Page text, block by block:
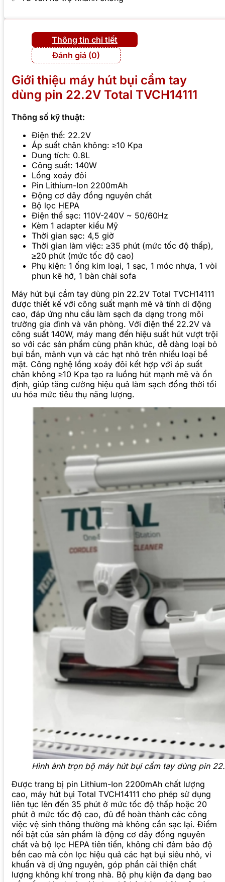
Thông tin chi tiết
Đánh giá (0)
Giới thiệu máy hút bụi cầm tay
dùng pin 22.2V Total TVCH14111
Thông số kỹ thuật:
Điện thế: 22.2V
Áp suất chân không: ≥10 Kpa
Dung tích: 0.8L
Công suất: 140W
Lồng xoáy đôi
Pin Lithium-Ion 2200mAh
Động cơ dây đồng nguyên chất
Bộ lọc HEPA
Điện thế sạc: 110V-240V ~ 50/60Hz
Kèm 1 adapter kiểu Mỹ
Thời gian sạc: 4,5 giờ
Thời gian làm việc: ≥35 phút (mức tốc độ thấp),
≥20 phút (mức tốc độ cao)
Phụ kiện: 1 ống kim loại, 1 sạc, 1 móc nhựa, 1 vòi
phun kẽ hở, 1 bàn chải sofa
Máy hút bụi cầm tay dùng pin 22.2V Total TVCH14111
được thiết kế với công suất mạnh mẽ và tính di động
cao, đáp ứng nhu cầu làm sạch đa dạng trong môi
trường gia đình và văn phòng. Với điện thế 22.2V và
công suất 140W, máy mang đến hiệu suất hút vượt trội
so với các sản phẩm cùng phân khúc, dễ dàng loại bỏ
bụi bẩn, mảnh vụn và các hạt nhỏ trên nhiều loại bề
mặt. Công nghệ lồng xoáy đôi kết hợp với áp suất
chân không ≥10 Kpa tạo ra luồng hút mạnh mẽ và ổn
định, giúp tăng cường hiệu quả làm sạch đồng thời tối
ưu hóa mức tiêu thụ năng lượng.
Hình ảnh trọn bộ máy hút bụi cầm tay dùng pin
Được trang bị pin Lithium-Ion 2200mAh chất lượng
cao, máy hút bụi Total TVCH14111 cho phép sử dụng
liên tục lên đến 35 phút ở mức tốc độ thấp hoặc 20
phút ở mức tốc độ cao, đủ để hoàn thành các công
việc vệ sinh thông thường mà không cần sạc lại. Điểm
nổi bật của sản phẩm là động cơ dây đồng nguyên
chất và bộ lọc HEPA tiên tiến, không chỉ đảm bảo độ
bền cao mà còn lọc hiệu quả các hạt bụi siêu nhỏ, vi
khuẩn và dị ứng nguyên, góp phần cải thiện chất
lượng không khí trong nhà. Bộ phụ kiện đa dạng bao